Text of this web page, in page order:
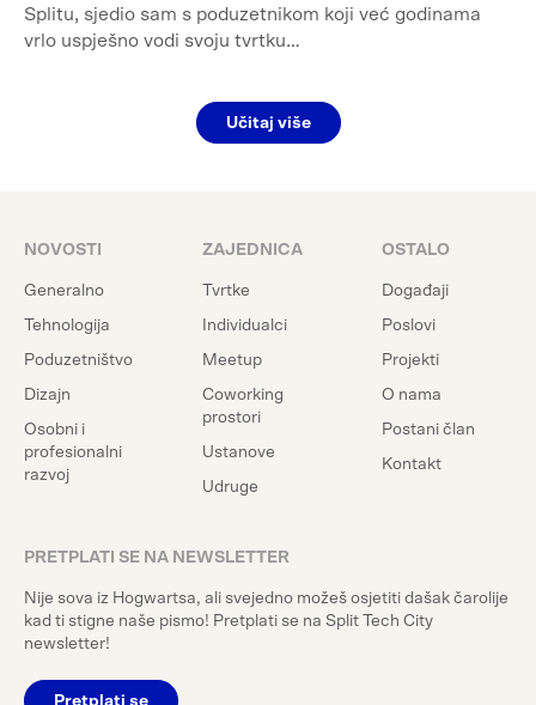
Splitu, sjedio sam s poduzetnikom koji već godinama
vrlo uspješno vodi svoju tvrtku…
Učitaj više
NOVOSTI
Generalno
Tehnologija
Poduzetništvo
Dizajn
Osobni i
profesionalni
razvoj
ZAJEDNICA
Tvrtke
Individualci
Meetup
Coworking
prostori
Ustanove
Udruge
OSTALO
Događaji
Poslovi
Projekti
O nama
Postani član
Kontakt
PRETPLATI SE NA NEWSLETTER
Nije sova iz Hogwartsa, ali svejedno možeš osjetiti dašak čarolije
kad ti stigne naše pismo! Pretplati se na Split Tech City
newsletter!
Pretplati se